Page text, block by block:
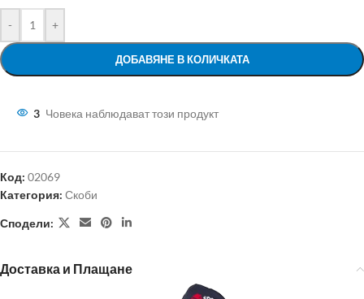
- +
ДОБАВЯНЕ В КОЛИЧКАТА
3 Човека наблюдават този продукт
Код: 02069
Категория: Скоби
Сподели:
Доставка и Плащане